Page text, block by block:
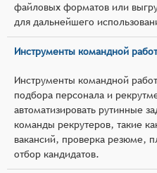
файловых форматов или
для дальнейшего
Инструменты командной
Инструменты командной
подбора персонала и
автоматизировать рутинные
команды рекрутеров, такие
вакансий, проверка резюме,
отбор кандидатов.